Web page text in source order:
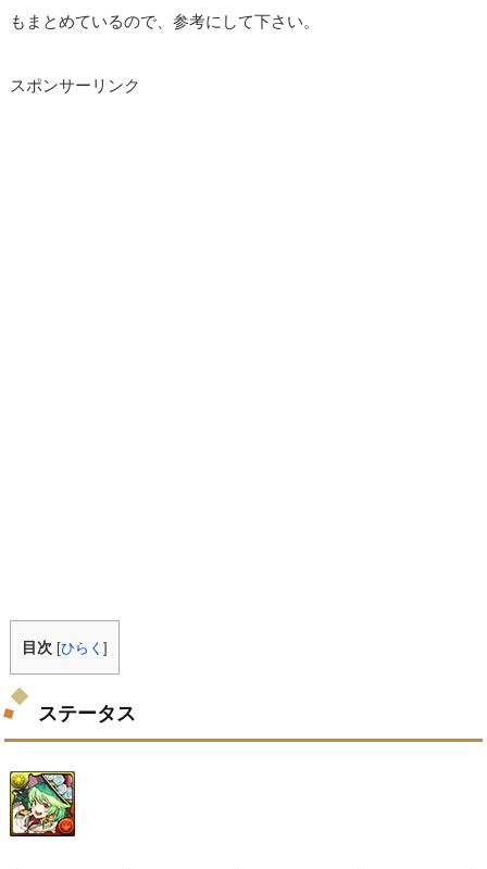
もまとめているので、参考にして下さい。
スポンサーリンク
目次 [ひらく]
ステータス